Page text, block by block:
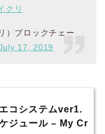
クリ
ブロックチェー
17, 2019
コシステムver1.
ジュール – My Cr